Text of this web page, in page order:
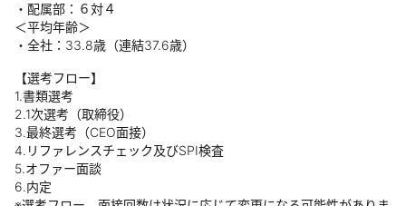
・配属部：６対４
＜平均年齢＞
・全社：33.8歳（連結37.6歳）
【選考フロー】
1.書類選考
2.1次選考（取締役）
3.最終選考（CEO面接）
4.リファレンスチェック及びSPI検査
5.オファー面談
6.内定